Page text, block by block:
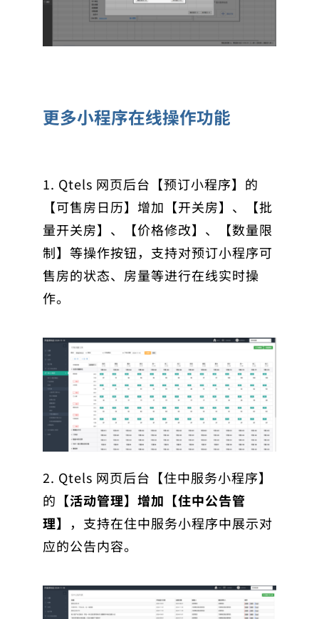
更多小程序在线操作功能
1. Qtels 网页后台【预订小程序】的
【可售房日历】增加【开关房】、【批
量开关房】、【价格修改】、【数量限
制】等操作按钮，支持对预订小程序可
售房的状态、房量等进行在线实时操
作。
2. Qtels 网页后台【住中服务小程序】
的 【活动管理】增加【住中公告管
理】 ，支持在住中服务小程序中展示对
应的公告内容。